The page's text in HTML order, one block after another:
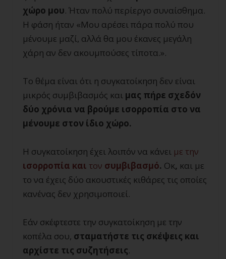
χώρο μου. Ήταν πολύ περίεργο συναίσθημα.
Η φάση ήταν «Μου αρέσει πάρα πολύ που
μένουμε μαζί, αλλά θα μου έκανες μεγάλη
χάρη αν δεν ακουμπούσες τίποτα.».
Το θέμα είναι ότι η συγκατοίκηση δεν είναι
μικρός συμβιβασμός και μας πήρε σχεδόν
δύο χρόνια να βρούμε ισορροπία στο να
μένουμε στον ίδιο χώρο.
Η συγκατοίκηση έχει λοιπόν να κάνει με την
ισορροπία και τον συμβιβασμό. Οκ, και με
το να έχεις δύο ακουστικές κιθάρες τις οποίες
κανένας δεν χρησιμοποιεί.
Εάν σκέφτεστε την συγκατοίκηση με την
κοπέλα σου, σταματήστε τις σκέψεις και
αρχίστε τις συζητήσεις.